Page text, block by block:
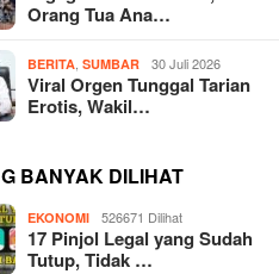
Orang Tua Ana…
BERITA ,SUMBAR 30 Juli 2026
Viral Orgen Tunggal Tarian
Erotis, Wakil…
BANYAK DILIHAT
EKONOMI 526671 Dilihat
17 Pinjol Legal yang Sudah
Tutup, Tidak …